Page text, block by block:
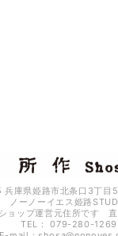
ショートウォレット
ック（表）×オーロラ箔（
04/19
庫県姫路市北条口3丁目
ノーノーイエス姫路
ョップ運営元住所です
TEL： 079-280-1269